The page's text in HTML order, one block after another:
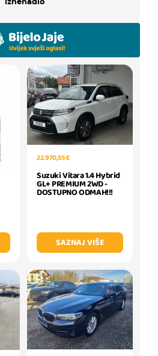
22.970,55 €
Suzuki Vitara 1.4 Hybrid
GL+ PREMIUM 2WD -
DOSTUPNO ODMAH!!!
SAZNAJ VIŠE